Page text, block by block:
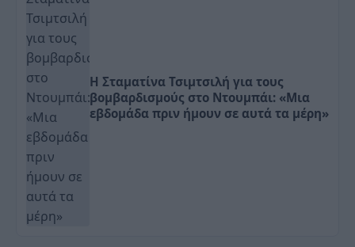
Η Σταματίνα Τσιμτσιλή για τους
βομβαρδισμούς στο Ντουμπάι: «Μια
εβδομάδα πριν ήμουν σε αυτά τα μέρη»